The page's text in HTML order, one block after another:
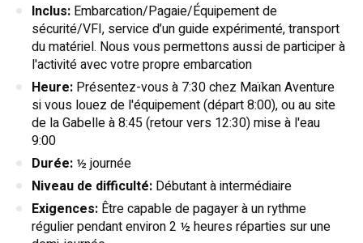
Inclus: Embarcation/Pagaie/Équipement de
sécurité/VFI, service d’un guide expérimenté, transport
du matériel. Nous vous permettons aussi de participer à
l'activité avec votre propre embarcation
Heure: Présentez-vous à 7:30 chez Maïkan Aventure
si vous louez de l'équipement (départ 8:00), ou au site
de la Gabelle à 8:45 (retour vers 12:30) mise à l'eau
9:00
Durée: ½ journée
Niveau de difficulté: Débutant à intermédiaire
Exigences: Être capable de pagayer à un rythme
régulier pendant environ 2 ½ heures réparties sur une